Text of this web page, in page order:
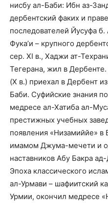
нисбу ал-Баби: Ибн аз-
дербентский факих и
последователей Йусуфа
Фука’и – крупного
сер. ХI в., Хаджи ат-
Тегерана, жил в
(X в.) приехал в Дербент
Баби. Суфийские знания
медресе ал-Хатиба ал-
престижных учебных
появления «Низамиййе» в
имамом Джума-мечети и
наставников Абу Бакра
Эпоха классического
ал-Урмави – шафиитский
Урмии, окончил медресе